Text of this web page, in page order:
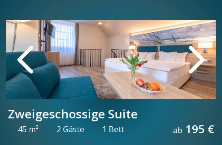
Bildslider, der automatisch bzw. durch Klick auf links/rechts
Zweigeschossige Suite
45 m² 2 Gäste 1 Bett ab 195 €